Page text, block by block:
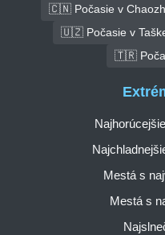
🇨🇳 Počasie v
🇺🇿 Počasie v
🇹🇷
Mestá s
Mestá s